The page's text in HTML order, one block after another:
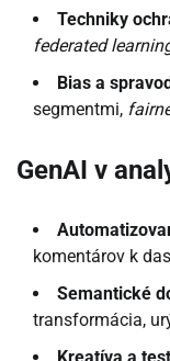
Techniky
federated
Bias a
segmentmi,
GenAI v
komentárov k
Semantické
transformácia,